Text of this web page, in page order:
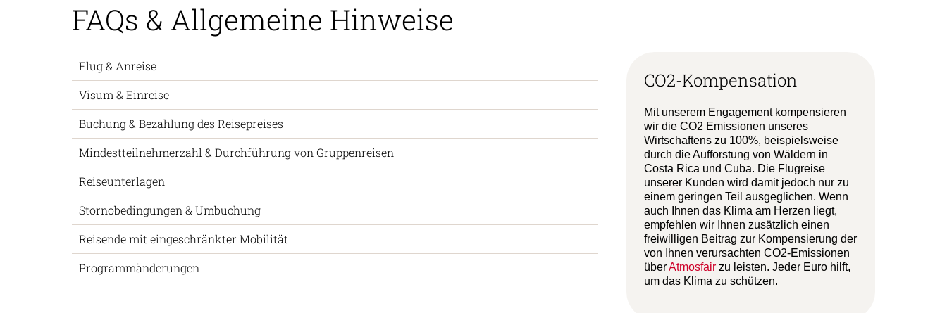
FAQs & Allgemeine Hinweise
Flug & Anreise
Visum & Einreise
Buchung & Bezahlung des Reisepreises
Mindestteilnehmerzahl & Durchführung von Gruppenreisen
Reiseunterlagen
Stornobedingungen & Umbuchung
Reisende mit eingeschränkter Mobilität
Programmänderungen
CO2-Kompensation
Mit unserem Engagement kompensieren
wir die CO2 Emissionen unseres
Wirtschaftens zu 100%, beispielsweise
durch die Aufforstung von Wäldern in
Costa Rica und Cuba. Die Flugreise
unserer Kunden wird damit jedoch nur zu
einem geringen Teil ausgeglichen. Wenn
auch Ihnen das Klima am Herzen liegt,
empfehlen wir Ihnen zusätzlich einen
freiwilligen Beitrag zur Kompensierung der
von Ihnen verursachten CO2-Emissionen
überAtmosfair zu leisten. Jeder Euro hilft,
um das Klima zu schützen.